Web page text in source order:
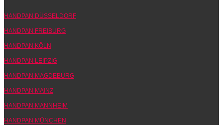
HANDPAN DÜSSELDORF
HANDPAN FREIBURG
HANDPAN KÖLN
HANDPAN LEIPZIG
HANDPAN MAGDEBURG
HANDPAN MAINZ
HANDPAN MANNHEIM
HANDPAN MÜNCHEN